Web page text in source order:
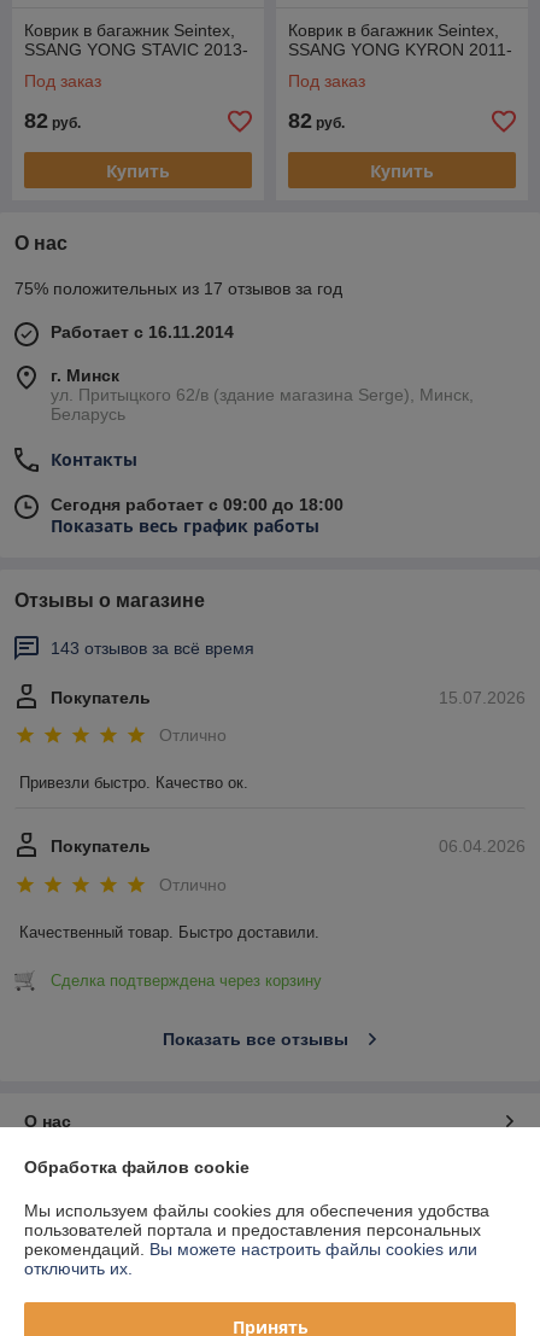
Коврик в багажник Seintex,
SSANG YONG STAVIC 2013-
Под заказ
82 руб.
Купить
Коврик в багажник Seintex,
SSANG YONG KYRON 2011-
Под заказ
82 руб.
Купить
О нас
75% положительных из 17 отзывов за год
Работает с 16.11.2014
г. Минск
ул. Притыцкого 62/в (здание магазина Serge), Минск,
Беларусь
Контакты
Сегодня работает с 09:00 до 18:00
Показать весь график работы
Отзывы о магазине
143 отзывов за всё время
15.07.2026
Покупатель
Отлично
Привезли быстро. Качество ок.
06.04.2026
Покупатель
Отлично
Качественный товар. Быстро доставили.
Сделка подтверждена через корзину
Показать все отзывы
О нас
Контакты
Доставка и оплата
Обработка файлов cookie
Мы используем файлы cookies для обеспечения удобства
пользователей портала и предоставления персональных
рекомендаций. Вы можете настроить файлы cookies или
отключить их.
Принять